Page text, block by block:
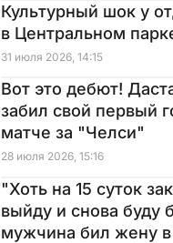
Культурный шок у
в Центральном
31 июля 2026, 14:15
Вот это дебют!
забил свой первый
матче за "Челси"
28 июля 2026, 15:16
"Хоть на 15 суток
выйду и снова буду
мужчина бил жену